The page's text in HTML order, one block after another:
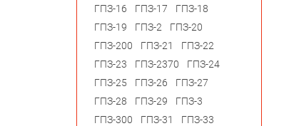
ГПЗ-16
ГПЗ-17
ГПЗ-18
ГПЗ-19
ГПЗ-2
ГПЗ-20
ГПЗ-200
ГПЗ-21
ГПЗ-22
ГПЗ-23
ГПЗ-2370
ГПЗ-24
ГПЗ-25
ГПЗ-26
ГПЗ-27
ГПЗ-28
ГПЗ-29
ГПЗ-3
ГПЗ-300
ГПЗ-31
ГПЗ-33